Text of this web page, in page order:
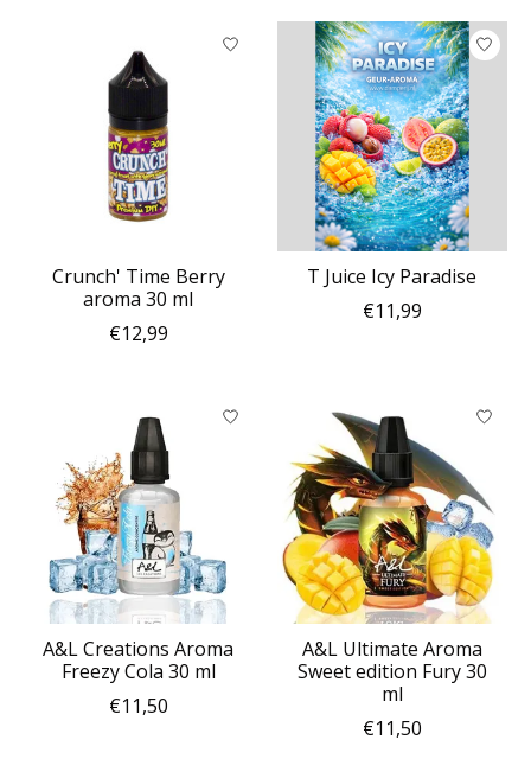
Crunch' Time Berry
aroma 30 ml
€12,99
T Juice Icy Paradise
€11,99
A&L Creations Aroma
Freezy Cola 30 ml
€11,50
A&L Ultimate Aroma
Sweet edition Fury 30
ml
€11,50